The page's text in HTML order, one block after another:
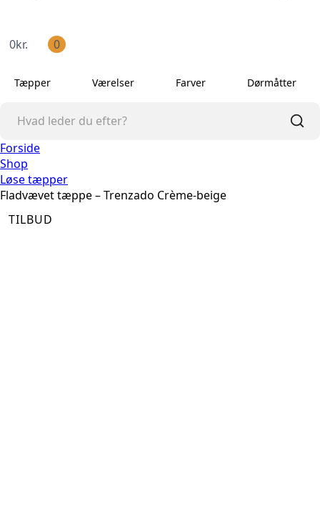
0kr. 0
Tæpper Værelser Farver Dørmåtter
Forside
Shop
Løse tæpper
Fladvævet tæppe – Trenzado Crème-beige
TILBUD